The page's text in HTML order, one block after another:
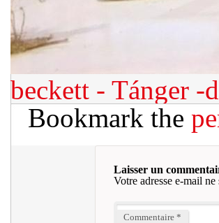
beckett - Tánger -
Bookmark the
Laisser un
Votre adresse e-mail ne
Commentaire *